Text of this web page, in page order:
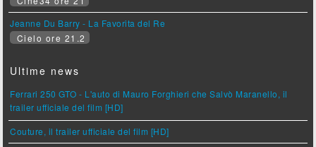
Jeanne Du Barry - La Favorita del Re
Cielo ore 21.2
Ultime news
Ferrari 250 GTO - L'auto di Mauro Forghieri che Salvò Maranello, il
trailer ufficiale del film [HD]
Couture, il trailer ufficiale del film [HD]